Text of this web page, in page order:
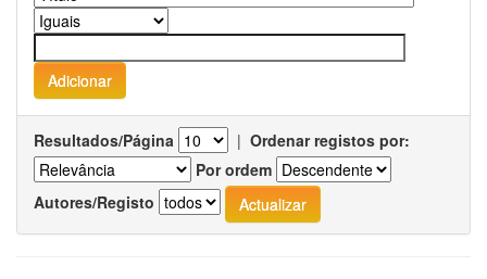
Resultados/Página | Ordenar registos por:
Por ordem
Autores/Registo